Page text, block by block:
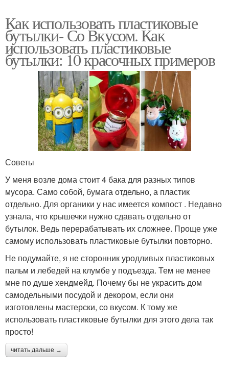
Как использовать пластиковые
бутылки- Со Вкусом. Как
использовать пластиковые
бутылки: 10 красочных примеров
Советы
У меня возле дома стоит 4 бака для разных типов
мусора. Само собой, бумага отдельно, а пластик
отдельно. Для органики у нас имеется компост . Недавно
узнала, что крышечки нужно сдавать отдельно от
бутылок. Ведь перерабатывать их сложнее. Проще уже
самому использовать пластиковые бутылки повторно.
Не подумайте, я не сторонник уродливых пластиковых
пальм и лебедей на клумбе у подъезда. Тем не менее
мне по душе хендмейд. Почему бы не украсить дом
самодельными посудой и декором, если они
изготовлены мастерски, со вкусом. К тому же
использовать пластиковые бутылки для этого дела так
просто!
читать дальше →